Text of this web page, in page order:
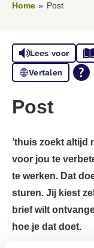
Home Post
Lees voor
Vertalen
Post
’thuis zoekt altijd
voor jou te
te werken. Dat
sturen. Jij kiest
brief wilt
hoe je dat doet.